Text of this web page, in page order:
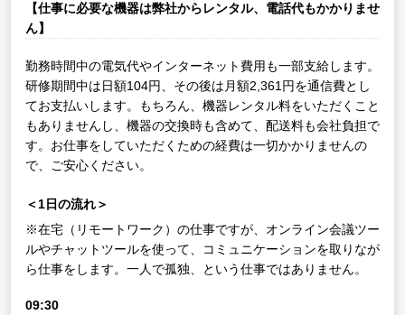
【仕事に必要な機器は弊社からレンタル、電話代もかかりませ
ん】
勤務時間中の電気代やインターネット費用も一部支給します。
研修期間中は日額104円、その後は月額2,361円を通信費とし
てお支払いします。もちろん、機器レンタル料をいただくこと
もありませんし、機器の交換時も含めて、配送料も会社負担で
す。お仕事をしていただくための経費は一切かかりませんの
で、ご安心ください。
＜1日の流れ＞
※在宅（リモートワーク）の仕事ですが、オンライン会議ツー
ルやチャットツールを使って、コミュニケーションを取りなが
ら仕事をします。一人で孤独、という仕事ではありません。
09:30